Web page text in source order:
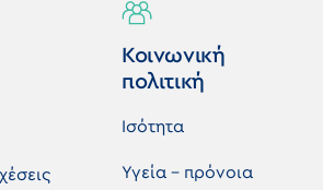
Κοινωνική
πολιτική
Ισότητα
Υγεία - πρόνοια